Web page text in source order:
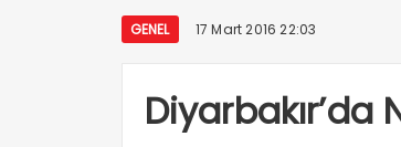
GENEL 17 Mart 2016 22:03
Diyarbakır’da